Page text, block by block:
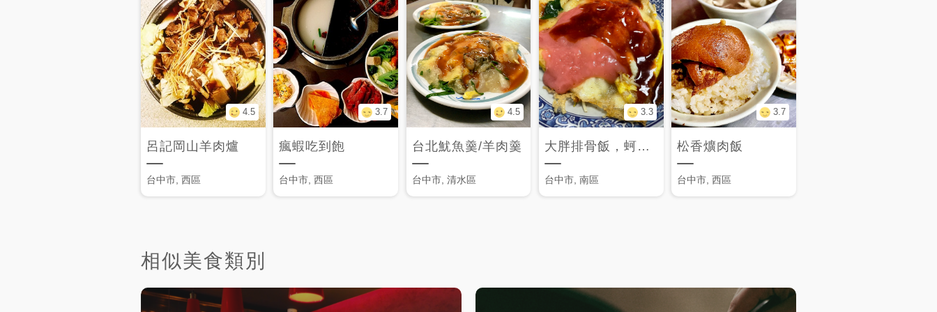
4.5
呂記岡山羊肉爐
台中市, 西區
3.7
瘋蝦吃到飽
台中市, 西區
4.5
台北魷魚羹/羊肉羹
台中市, 清水區
3.3
大胖排骨飯，蚵阿煎
台中市, 南區
3.7
松香爌肉飯
台中市, 西區
相似美食類別